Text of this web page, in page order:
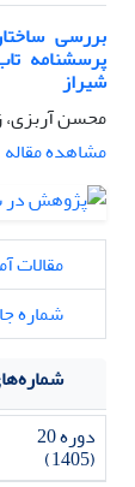
بررسی
پرسشنامه
شیراز
محسن آربزی،
مشاهده مقاله
مقالات
شماره
دوره 20
(1405)